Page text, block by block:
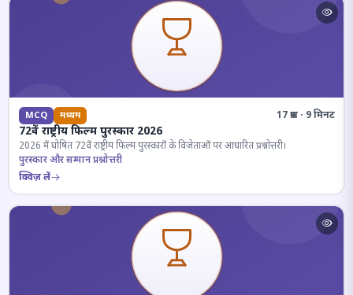
MCQ मध्यम 17 प्रश्न · 9 मिनट
72वें राष्ट्रीय फिल्म पुरस्कार 2026
2026 में घोषित 72वें राष्ट्रीय फिल्म पुरस्कारों के विजेताओं पर आधारित प्रश्नोत्तरी।
पुरस्कार और सम्मान प्रश्नोत्तरी
क्विज़ लें